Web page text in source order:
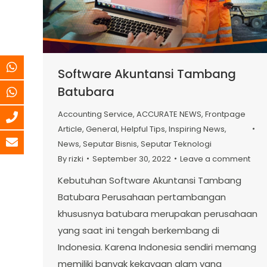
Software Akuntansi Tambang
Batubara
Accounting Service, ACCURATE NEWS, Frontpage
Article, General, Helpful Tips, Inspiring News,
News, Seputar Bisnis, Seputar Teknologi
Byrizki September 30, 2022 Leave a comment
Kebutuhan Software Akuntansi Tambang
Batubara Perusahaan pertambangan
khususnya batubara merupakan perusahaan
yang saat ini tengah berkembang di
Indonesia. Karena Indonesia sendiri memang
memiliki banyak kekayaan alam yang